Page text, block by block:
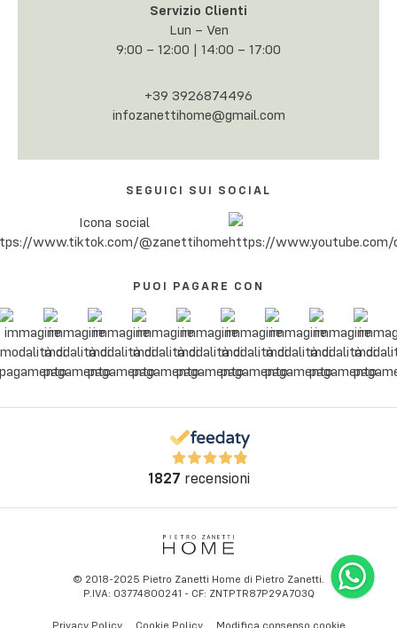
Servizio Clienti
Lun – Ven
9:00 – 12:00 | 14:00 – 17:00
+39 3926874496
infozanettihome@gmail.com
SEGUICI SUI SOCIAL
PUOI PAGARE CON
1827 recensioni
© 2018-2025 Pietro Zanetti Home di Pietro Zanetti.
P.IVA: 03774800241 - CF: ZNTPTR87P29A703Q
Privacy Policy Cookie Policy Modifica consenso cookie